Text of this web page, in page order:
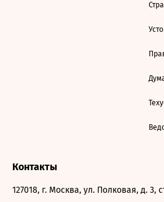
Контакты
127018, г. Москва, ул. Полковая, д. 3,